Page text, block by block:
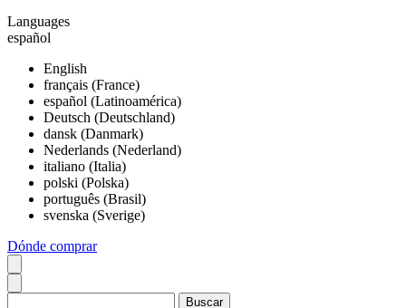
Languages
español
English
français (France)
español (Latinoamérica)
Deutsch (Deutschland)
dansk (Danmark)
Nederlands (Nederland)
italiano (Italia)
polski (Polska)
português (Brasil)
svenska (Sverige)
Dónde comprar